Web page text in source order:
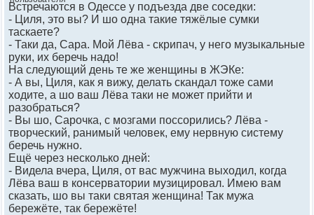
Встречаются в Одессе у подъезда две соседки:
- Циля, это вы? И шо одна такие тяжёлые сумки
таскаете?
- Таки да, Сара. Мой Лёва - скрипач, у него музыкальные
руки, их беречь надо!
На следующий день те же женщины в ЖЭКе:
- А вы, Циля, как я вижу, делать скандал тоже сами
ходите, а шо ваш Лёва таки не может прийти и
разобраться?
- Вы шо, Сарочка, с мозгами поссорились? Лёва -
творческий, ранимый человек, ему нервную систему
беречь нужно.
Ещё через несколько дней:
- Видела вчера, Циля, от вас мужчина выходил, когда
Лёва ваш в консерватории музицировал. Имею вам
сказать, шо вы таки святая женщина! Так мужа
бережёте, так бережёте!